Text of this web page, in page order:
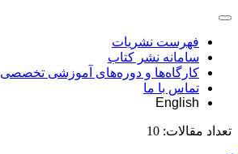
فهرست نشریات
سامانه نشر کتاب
کارگاه‌ها و دوره‌های آموزشی تخصصی
تماس با ما
English
تعداد مقالات: 10